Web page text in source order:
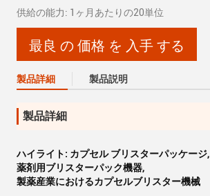
供給の能力: 1ヶ月あたりの20単位
最良 の 価格 を 入手 する
製品詳細 製品説明
製品詳細
ハイライト: カプセル ブリスターパッケージ,
薬剤用ブリスターパック機器,
製薬産業におけるカプセルブリスター機械